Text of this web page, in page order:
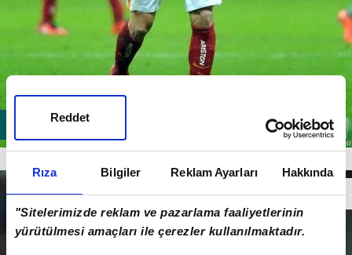
Rıza Bilgiler Reklam Ayarları Hakkında
"Sitelerimizde reklam ve pazarlama faaliyetlerinin
yürütülmesi amaçları ile çerezler kullanılmaktadır.
Reddet